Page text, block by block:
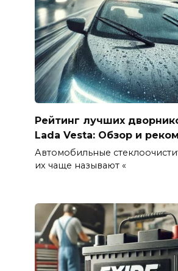
Рейтинг лучших
Lada Vesta: Обзор и
Автомобильные
их чаще называют «